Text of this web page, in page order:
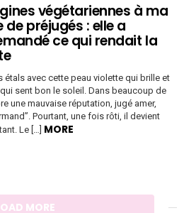
végétariennes à ma
préjugés : elle a
ce qui rendait la
étals avec cette peau violette qui brille et
sent bon le soleil. Dans beaucoup de
une mauvaise réputation, jugé amer,
Pourtant, une fois rôti, il devient
Le […] MORE
MORE